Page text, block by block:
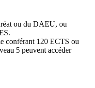
ou du DAEU, ou
conférant 120 ECTS ou
5 peuvent accéder